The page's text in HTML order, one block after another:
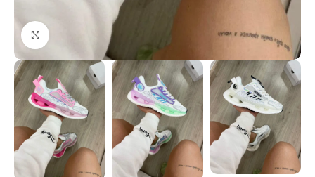
Click to enlarge